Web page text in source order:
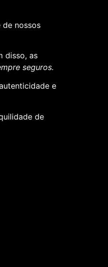
nossos
disso, as
seguros.
e
de